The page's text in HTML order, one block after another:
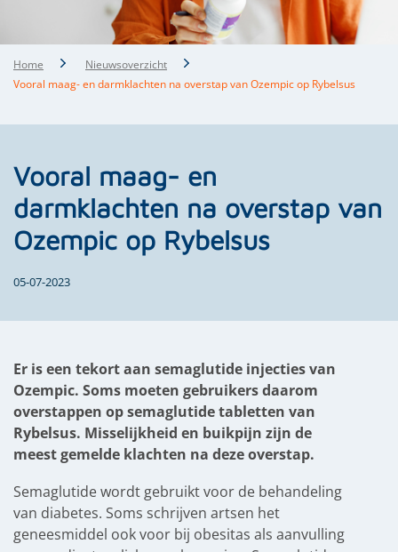
Home
Nieuwsoverzicht
Vooral maag- en darmklachten na overstap van Ozempic op Rybelsus
Vooral maag- en
darmklachten na overstap van
Ozempic op Rybelsus
05-07-2023
Er is een tekort aan semaglutide injecties van
Ozempic. Soms moeten gebruikers daarom
overstappen op semaglutide tabletten van
Rybelsus. Misselijkheid en buikpijn zijn de
meest gemelde klachten na deze overstap.
Semaglutide wordt gebruikt voor de behandeling
van diabetes. Soms schrijven artsen het
geneesmiddel ook voor bij obesitas als aanvulling